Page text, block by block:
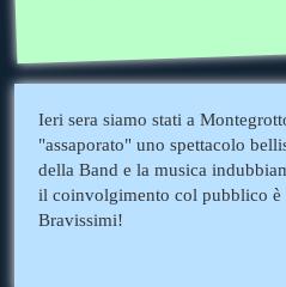
Ieri sera siamo stati a
"assaporato" uno spettacolo
della Band e la musica
il coinvolgimento col pubblico è
Bravissimi!